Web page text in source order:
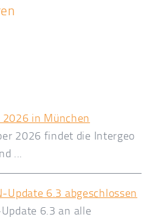
in München
2026 findet die Intergeo
...
Update 6.3 abgeschlossen
6.3 an alle